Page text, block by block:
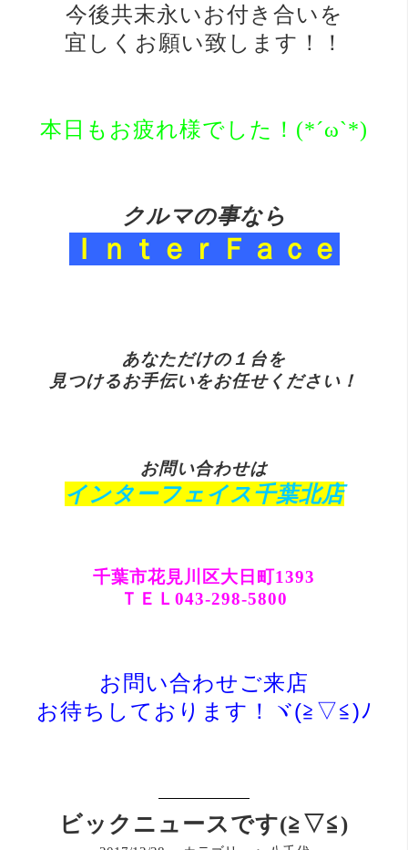
今後共末永いお付き合いを
宜しくお願い致します！！
本日もお疲れ様でした！(*´ω`*)
クルマの事なら
Ｉｎｔｅ ｒＦａｃｅ
あなただけの１台を
見つけるお手伝いをお任せください！
お問い合わせは
インターフェイス千葉北店
千葉市花見川区大日町1393
ＴＥＬ043-298-5800
お問い合わせご来店
お待ち しております！ヾ(≧▽≦)ﾉ
ビックニュースです(≧▽≦)